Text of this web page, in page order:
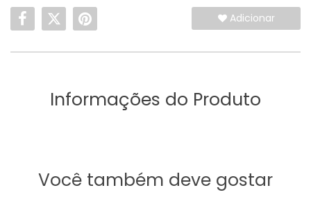
Adicionar
Informações do Produto
Você também deve gostar